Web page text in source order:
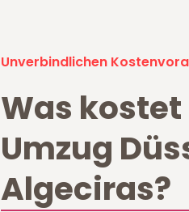
Unverbindlichen
Was kostet
Umzug
Algeciras?